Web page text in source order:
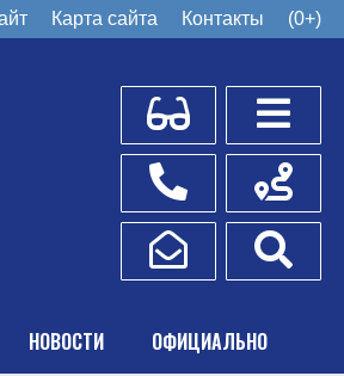
Карта сайта Контакты (0+)
Для слабовидящих
Телефоны
Написать обращение
Схема
НОВОСТИ ОФИЦИАЛЬНО